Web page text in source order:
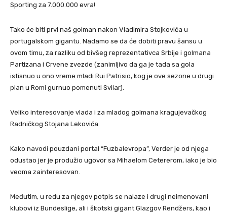
Sporting za 7.000.000 evra!
Tako će biti prvi naš golman nakon Vladimira Stojkovića u
portugalskom gigantu. Nadamo se da će dobiti pravu šansu u
ovom timu, za razliku od bivšeg reprezentativca Srbije i golmana
Partizana i Crvene zvezde (zanimljivo da ga je tada sa gola
istisnuo u ono vreme mladi Rui Patrisio, kog je ove sezone u drugi
plan u Romi gurnuo pomenuti Svilar).
Veliko interesovanje vlada i za mladog golmana kragujevačkog
Radničkog Stojana Lekovića.
Kako navodi pouzdani portal “Fuzbalevropa”, Verder je od njega
odustao jer je produžio ugovor sa Mihaelom Cetererom, iako je bio
veoma zainteresovan.
Međutim, u redu za njegov potpis se nalaze i drugi neimenovani
klubovi iz Bundeslige, ali i škotski gigant Glazgov Rendžers, kao i